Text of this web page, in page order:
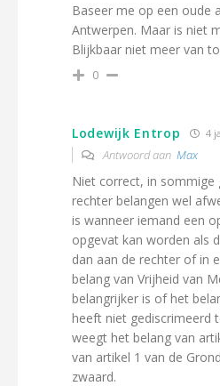
Baseer me op een oude
Antwerpen. Maar is niet
Blijkbaar niet meer van
0
Lodewijk Entrop 4
Antwoord aan Max
Niet correct, in sommige
rechter belangen wel
is wanneer iemand een
opgevat kan worden als
dan aan de rechter of in
belang van Vrijheid van
belangrijker is of het
heeft niet gediscrimeerd
weegt het belang van
van artikel 1 van de
zwaard.